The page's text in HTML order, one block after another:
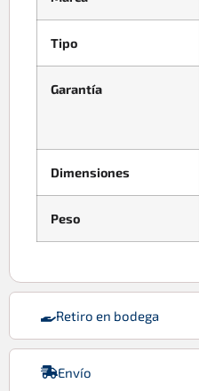
Retiro en bodega
Envío
Tipo
Garantía
Dimensiones
Peso